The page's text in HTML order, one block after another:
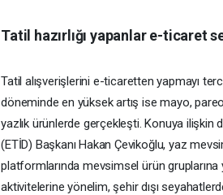
Tatil hazırlığı yapanlar e-ticaret
Tatil alışverişlerini e-ticaretten yapmayı
döneminde en yüksek artış ise mayo,
yazlık ürünlerde gerçekleşti. Konuya
(ETİD) Başkanı Hakan Çevikoğlu, yaz
platformlarında mevsimsel ürün gruplarına
aktivitelerine yönelim, şehir dışı